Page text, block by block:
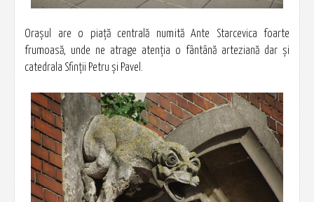
Oraşul are o piaţă centrală numită Ante Starcevica foarte
frumoasă, unde ne atrage atenţia o fântână arteziană dar şi
catedrala Sfinţii Petru şi Pavel.